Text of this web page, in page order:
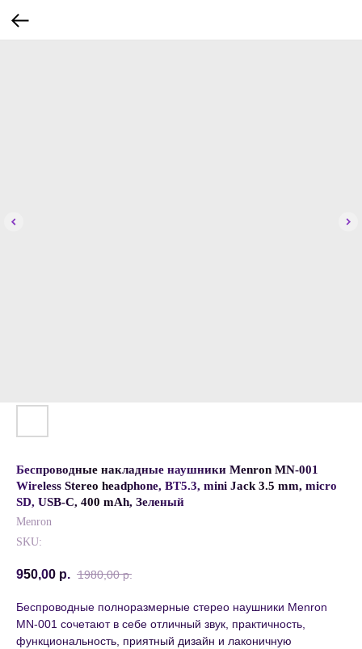
Беспроводные накладные наушники Menron MN-001
Wireless Stereo headphone, BT5.3, mini Jack 3.5 mm, micro
SD, USB-C, 400 mAh, Зеленый
Menron
SKU:
950,00 р. 1980,00 р.
Беспроводные полноразмерные стерео наушники Menron
MN-001 сочетают в себе отличный звук, практичность,
функциональность, приятный дизайн и лаконичную